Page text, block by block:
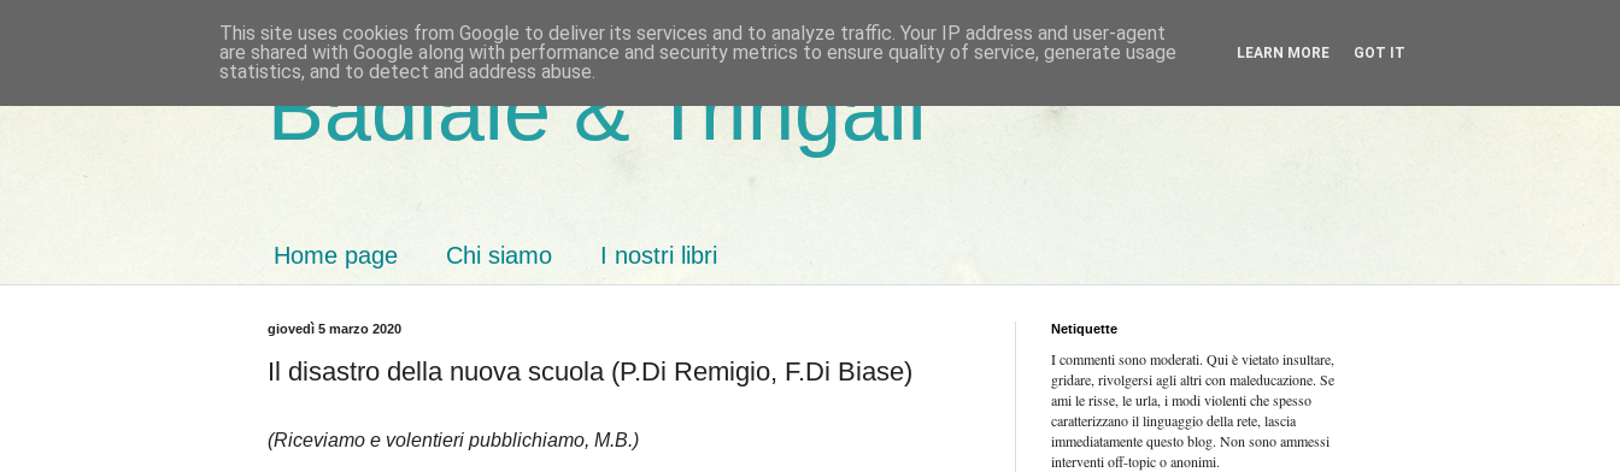
Badiale & Tringali
Home page Chi siamo I nostri libri
giovedì 5 marzo 2020
Il disastro della nuova scuola (P.Di Remigio, F.Di Biase)
(Riceviamo e volentieri pubblichiamo, M.B.)
Netiquette
I commenti sono moderati. Qui è vietato insultare,
gridare, rivolgersi agli altri con maleducazione. Se
ami le risse, le urla, i modi violenti che spesso
caratterizzano il linguaggio della rete, lascia
immediatamente questo blog. Non sono ammessi
interventi off-topic o anonimi.
This site uses cookies from Google to deliver its services and to analyze traffic. Your IP address and user-agent
are shared with Google along with performance and security metrics to ensure quality of service, generate usage
statistics, and to detect and address abuse.
LEARN MORE GOT IT